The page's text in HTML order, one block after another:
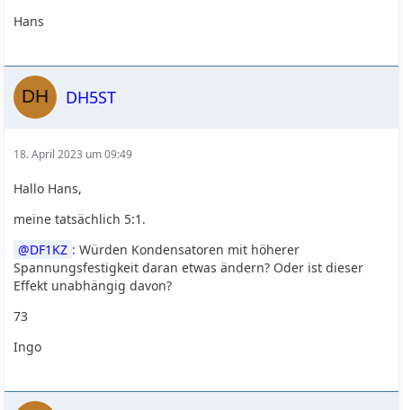
Hans
DH5ST
18. April 2023 um 09:49
Hallo Hans,
meine tatsächlich 5:1.
DF1KZ : Würden Kondensatoren mit höherer
Spannungsfestigkeit daran etwas ändern? Oder ist dieser
Effekt unabhängig davon?
73
Ingo